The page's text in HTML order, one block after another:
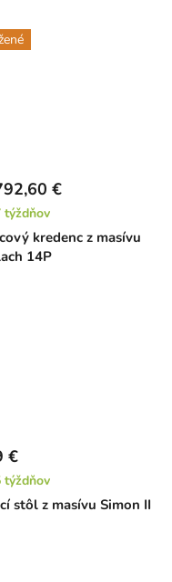
kredenc z masívu
14P
€
týždňov
stôl z masívu Simon II
€
týždňov